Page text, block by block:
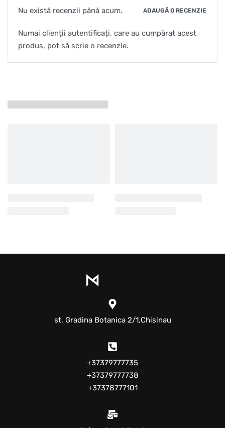
Nu există recenzii până acum. ADAUGĂ O RECENZIE
Numai clienții autentificați, care au cumpărat acest
produs, pot să scrie o recenzie.
st. Gradina Botanica 2/1,Chisinau
+37379777735
+37379777738
+37378777101